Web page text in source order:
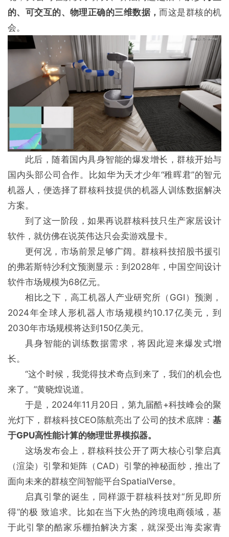
的、可交互的、物理正确的三维数据，而这是群核的机
会。
此后，随着国内具身智能的爆发增长，群核开始与
国内头部公司合作。比如华为天才少年“稚晖君”的智元
机器人，便选择了群核科技提供的机器人训练数据解决
方案。
到了这一阶段，如果再说群核科技只生产家居设计
软件，就仿佛在说英伟达只会卖游戏显卡。
更何况，市场前景足够广阔。群核科技招股书援引
的弗若斯特沙利文预测显示：到2028年，中国空间设计
软件市场规模为68亿元。
相比之下，高工机器人产业研究所（GGI）预测，
2024年全球人形机器人市场规模约10.17亿美元，到
2030年市场规模将达到150亿美元。
具身智能的训练数据需求，将因此迎来爆发式增
长。
“这个时候，我觉得技术奇点到来了，我们的机会也
来了。”黄晓煌说道。
于是，2024年11月20日，第九届酷+科技峰会的聚
光灯下，群核科技CEO陈航亮出了公司的技术底牌： 基
于GPU高性能计算的物理世界模拟器。
这场发布会上，群核科技公开了两大核心引擎启真
（渲染）引擎和矩阵（CAD）引擎的神秘面纱，推出了
面向未来的群核空间智能平台SpatialVerse。
启真引擎的诞生，同样源于群核科技对“所见即所
得”的极 致追求。比如在当下火热的跨境电商领域，基
于此引擎的酷家乐棚拍解决方案，就深受出海卖家青